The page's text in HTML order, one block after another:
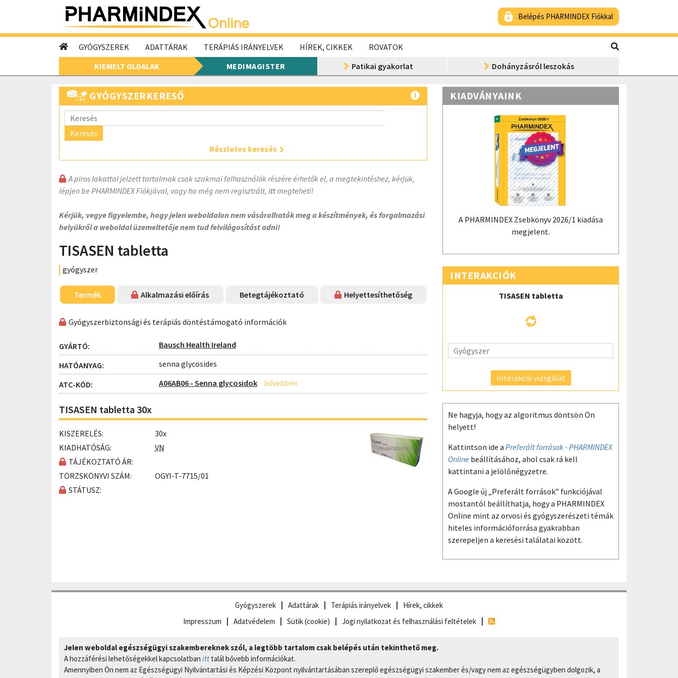
Belépés PHARMINDEX Fiókkal
GYÓGYSZEREK ADATTÁRAK TERÁPIÁS IRÁNYELVEK HÍREK, CIKKEK
ROVATOK
KIEMELT OLDALAK
MEDIMAGISTER Patikai gyakorlat Dohányzásról leszokás
GYÓGYSZERKERESŐ
Keresés
Részletes keresés
A piros lakattal jelzett tartalmak csak szakmai felhasználók részére érhetők el, a megtekintéshez, kérjük,
lépjen be PHARMINDEX Fiókjával, vagy ha még nem regisztrált, ittmegteheti!
Kérjük, vegye figyelembe, hogy jelen weboldalon nem vásárolhatók meg a készítmények, és forgalmazási
helyükről a weboldal üzemeltetője nem tud felvilágosítást adni!
TISASEN tabletta
gyógyszer
Termék Alkalmazási előírás Betegtájékoztató Helyettesíthetőség
Gyógyszerbiztonsági és terápiás döntéstámogató információk
GYÁRTÓ: Bausch Health Ireland
HATÓANYAG: senna glycosides
ATC-KÓD: A06AB06 - Senna glycosidok
TISASEN tabletta 30x
KISZERELÉS:
30x
KIADHATÓSÁG:
VN
TÁJÉKOZTATÓ ÁR:
TÖRZSKÖNYVI SZÁM:
OGYI-T-7715/01
STÁTUSZ:
KIADVÁNYAINK
A PHARMINDEX Zsebkönyv 2026/1 kiadása
megjelent.
INTERAKCIÓK
TISASEN tabletta
Interakció vizsgálat
Ne hagyja, hogy az algoritmus döntsön Ön
helyett!
Kattintson ide a Preferált források - PHARMINDEX
Online beállításához, ahol csak rá kell
kattintani a jelölőnégyzetre.
A Google új „Preferált források” funkciójával
mostantól beállíthatja, hogy a PHARMINDEX
Online mint az orvosi és gyógyszerészeti témák
hiteles információforrása gyakrabban
szerepeljen a keresési találatai között.
Gyógyszerek Adattárak Terápiás irányelvek
Hírek, cikkek
Impresszum
Adatvédelem Sütik (cookie) Jogi nyilatkozat és felhasználási feltételek
Jelen weboldal egészségügyi szakembereknek szól, a legtöbb tartalom csak belépés után tekinthető meg.
A hozzáférési lehetőségekkel kapcsolatban itt talál bővebb információkat.
Amennyiben Ön nem az Egészségügyi Nyilvántartási és Képzési Központ nyilvántartásában szereplő egészségügyi szakember és/vagy nem az egészségügyben dolgozik, a